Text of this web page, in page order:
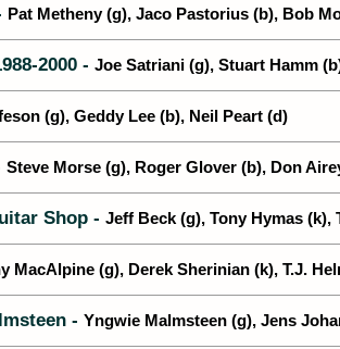
Pat Metheny (g), Jaco Pastorius (b), Bob
2000 - Joe Satriani (g), Stuart Hamm
(g), Geddy Lee (b), Neil Peart (d)
Steve Morse (g), Roger Glover (b), Don
Shop - Jeff Beck (g), Tony Hymas (k),
MacAlpine (g), Derek Sherinian (k), T.J.
- Yngwie Malmsteen (g), Jens